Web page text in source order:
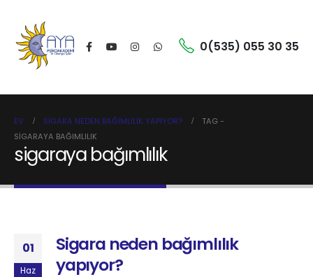
0(535) 055 30 35
EV SIGARA NEDEN BAĞIMLILIK YAPIYOR?
TAG -
SIGARAYA BAĞIMLILIK
sigaraya bağımlılık
01
Haz
Sigara neden bağımlılık
yapıyor?